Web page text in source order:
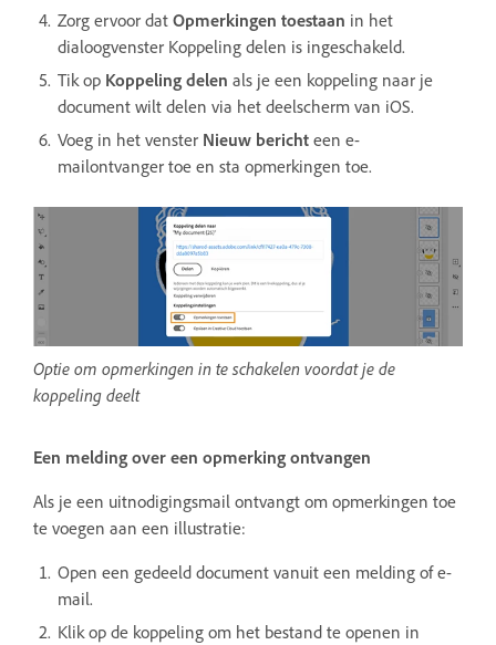
Zorg ervoor dat Opmerkingen toestaan in het
dialoogvenster Koppeling delen is ingeschakeld.
Tik op Koppeling delen als je een koppeling naar je
document wilt delen via het deelscherm van iOS.
Voeg in het venster Nieuw bericht een e-
mailontvanger toe en sta opmerkingen toe.
Optie om opmerkingen in te schakelen voordat je de
koppeling deelt
Een melding over een opmerking ontvangen
Als je een uitnodigingsmail ontvangt om opmerkingen toe
te voegen aan een illustratie:
Open een gedeeld document vanuit een melding of e-
mail.
Klik op de koppeling om het bestand te openen in